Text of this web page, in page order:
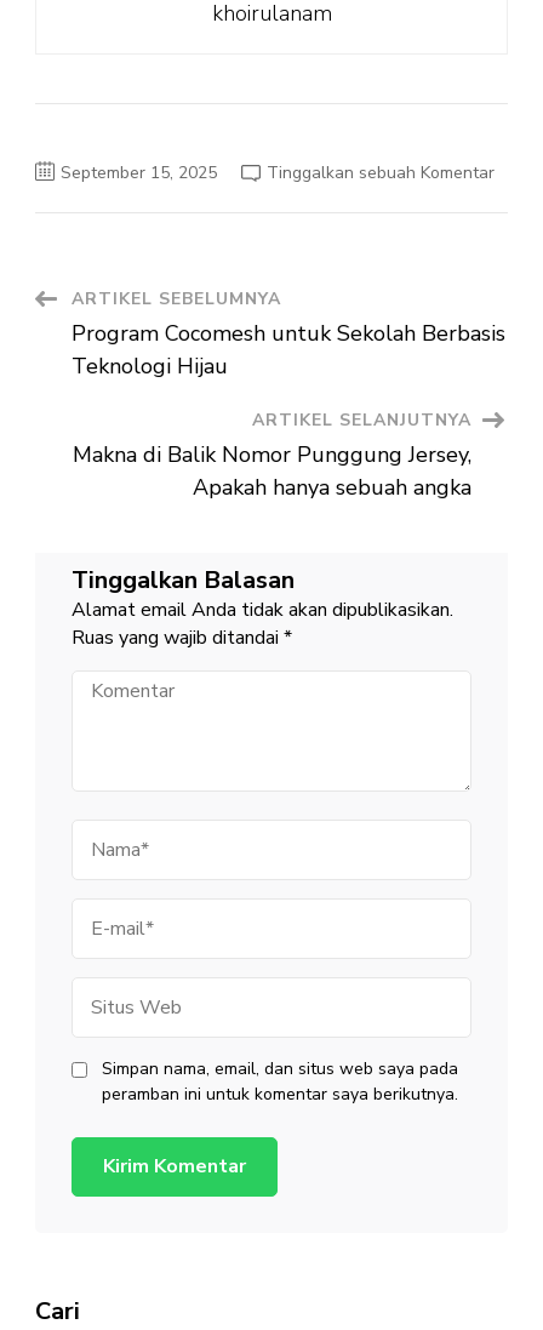
khoirulanam
September 15, 2025 Tinggalkan sebuah Komentarpada
Navigasi
Artikel
ARTIKEL SEBELUMNYA
Program Cocomesh untuk Sekolah Berbasis
Teknologi Hijau
ARTIKEL SELANJUTNYA
Makna di Balik Nomor Punggung Jersey,
Apakah hanya sebuah angka
Tinggalkan Balasan
Alamat email Anda tidak akan dipublikasikan.
Ruas yang wajib ditandai *
Komentar
mail
Web
Simpan nama, email, dan situs web saya pada
peramban ini untuk komentar saya berikutnya.
Cari